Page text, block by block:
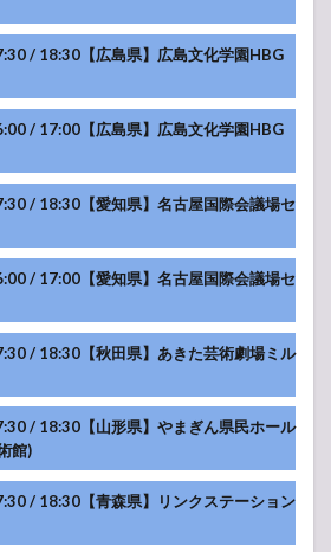
/ 18:30【広島県】広島文化学園HBG
/ 17:00【広島県】広島文化学園HBG
/ 18:30【愛知県】名古屋国際会議場セ
/ 17:00【愛知県】名古屋国際会議場セ
/ 18:30【秋田県】あきた芸術劇場ミル
/ 18:30【山形県】やまぎん県民ホール
館)
/ 18:30【青森県】リンクステーション